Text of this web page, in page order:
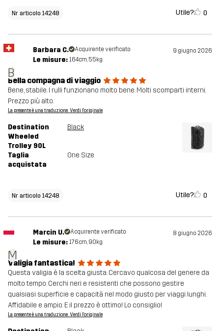
Nr articolo 14248 Utile? 0
B
Barbara C. Acquirente verificato 9 giugno 2026
Le misure: 164cm, 55kg
Bella compagna di viaggio
Bene, stabile. I rulli funzionano molto bene. Molti scomparti interni.
Prezzo più alto.
La presente è una traduzione. Verdi l'originale
Destination
Wheeled
Trolley 90L
Black
Taglia
acquistata
One Size
Nr articolo 14248 Utile? 0
M
Marcin U. Acquirente verificato 8 giugno 2026
Le misure: 176cm, 90kg
Valigia fantastica!
Questa valigia è la scelta giusta. Cercavo qualcosa del genere da
molto tempo. Cerchi neri e resistenti che possono gestire
qualsiasi superficie e capacità nel modo giusto per viaggi lunghi.
Affidabile e ampio. E il prezzo è ottimo! Lo consiglio!
La presente è una traduzione. Verdi l'originale